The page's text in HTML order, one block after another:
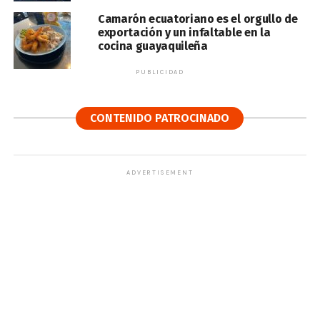
Camarón ecuatoriano es el orgullo de
exportación y un infaltable en la
cocina guayaquileña
PUBLICIDAD
CONTENIDO PATROCINADO
ADVERTISEMENT